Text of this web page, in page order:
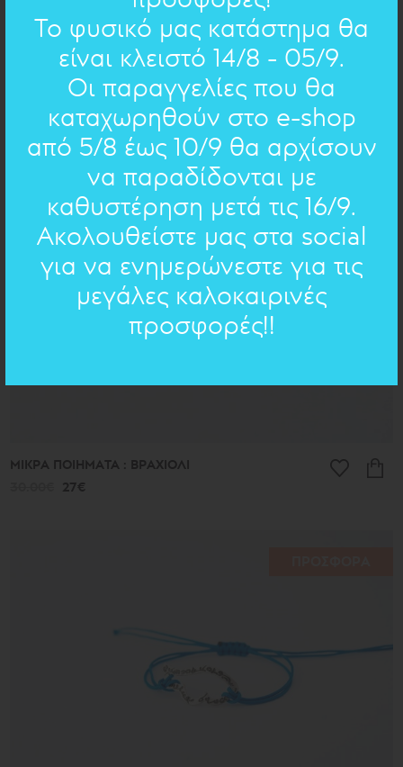
ΜΙΚΡΑ ΠΟΙΗΜΑΤΑ : ΒΡΑΧΙΟΛΙ
30.00€ 27€
ΠΡΟΣΦΟΡΑ
ΜΙΚΡΑ ΠΟΙΗΜΑΤΑ : ΒΡΑΧΙΟΛΙ
27€
Το φυσικό μας κατάστημα θα
είναι κλειστό 14/8 - 05/9.
Οι παραγγελίες που θα
καταχωρηθούν στο e-shop
από 5/8 έως 10/9 θα αρχίσουν
να παραδίδονται με
καθυστέρηση μετά τις 16/9.
Ακολουθείστε μας στα social
για να ενημερώνεστε για τις
μεγάλες καλοκαιρινές
προσφορές!!